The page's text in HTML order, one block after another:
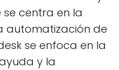
se centra en la
automatización de
se enfoca en la
y la